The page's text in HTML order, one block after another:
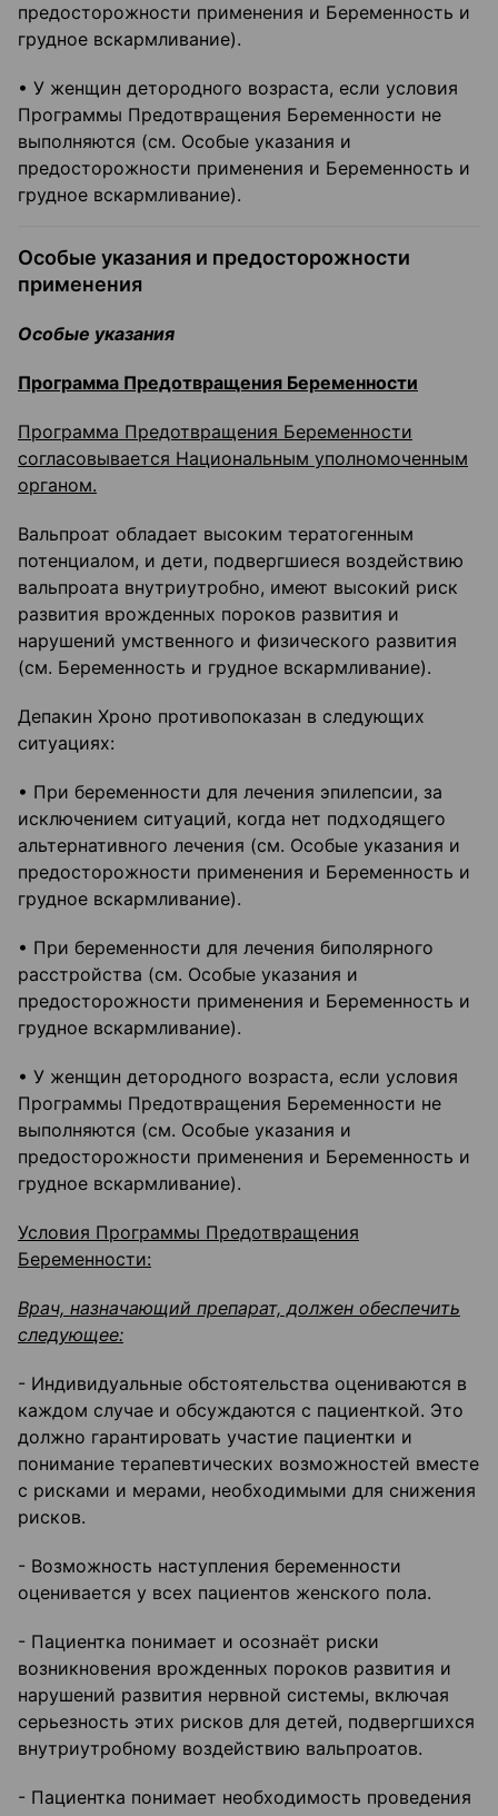
предосторожности применения и Беременность и
грудное вскармливание).
• У женщин детородного возраста, если условия
Программы Предотвращения Беременности не
выполняются (см. Особые указания и
предосторожности применения и Беременность и
грудное вскармливание).
Особые указания и предосторожности
применения
Особые указания
Программа Предотвращения Беременности
Программа Предотвращения Беременности
согласовывается Национальным уполномоченным
органом.
Вальпроат обладает высоким тератогенным
потенциалом, и дети, подвергшиеся воздействию
вальпроата внутриутробно, имеют высокий риск
развития врожденных пороков развития и
нарушений умственного и физического развития
(см. Беременность и грудное вскармливание).
Депакин Хроно противопоказан в следующих
ситуациях:
• При беременности для лечения эпилепсии, за
исключением ситуаций, когда нет подходящего
альтернативного лечения (см. Особые указания и
предосторожности применения и Беременность и
грудное вскармливание).
• При беременности для лечения биполярного
расстройства (см. Особые указания и
предосторожности применения и Беременность и
грудное вскармливание).
• У женщин детородного возраста, если условия
Программы Предотвращения Беременности не
выполняются (см. Особые указания и
предосторожности применения и Беременность и
грудное вскармливание).
Условия Программы Предотвращения
Беременности:
Врач, назначающий препарат, должен обеспечить
следующее:
- Индивидуальные обстоятельства оцениваются в
каждом случае и обсуждаются с пациенткой. Это
должно гарантировать участие пациентки и
понимание терапевтических возможностей вместе
с рисками и мерами, необходимыми для снижения
рисков.
- Возможность наступления беременности
оценивается у всех пациентов женского пола.
- Пациентка понимает и осознаёт риски
возникновения врожденных пороков развития и
нарушений развития нервной системы, включая
серьезность этих рисков для детей, подвергшихся
внутриутробному воздействию вальпроатов.
- Пациентка понимает необходимость проведения